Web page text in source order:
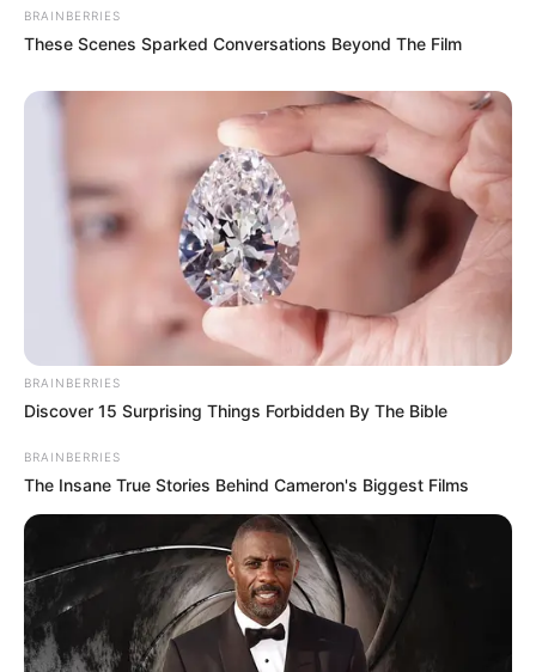
BRAINBERRIES
These Scenes Sparked Conversations Beyond The Film
BRAINBERRIES
Discover 15 Surprising Things Forbidden By The Bible
BRAINBERRIES
The Insane True Stories Behind Cameron's Biggest Films